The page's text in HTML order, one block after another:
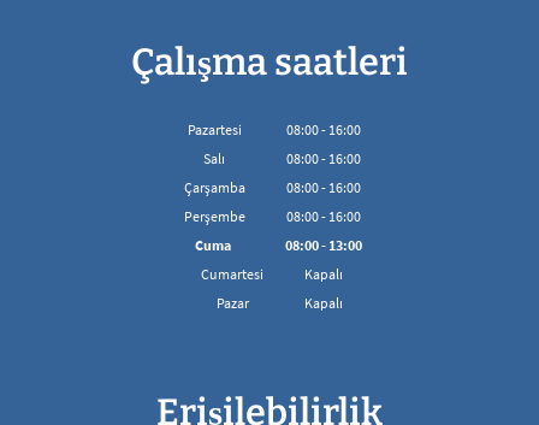
Çalışma saatleri
Pazartesi 08:00- 16:00
08:00'den 16:00'ya kadar
Salı 08:00- 16:00
08:00'den 16:00'ya kadar
Çarşamba 08:00- 16:00
08:00'den 16:00'ya kadar
Perşembe 08:00- 16:00
08:00'den 16:00'ya kadar
Cuma 08:00- 13:00
08:00 - 13:00 arası
Cumartesi
Kapalı
Pazar
Kapalı
Erişilebilirlik